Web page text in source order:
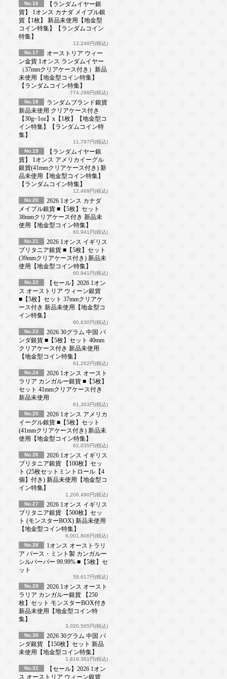
No.16
【ランダムイヤー銀
貨】 1オンス カナダ メイプル銀
貨【1枚】 新品未使用【地金型
コイン特集】【ランダムコイン
特集】
12,248円(税込)
No.17
オーストリア ウィー
ン金貨 1オンス ランダムイヤー
（37mmクリアケース付き）新品
未使用【地金型コイン特集】
【ランダムコイン特集】
774,298円(税込)
No.18
ランダムブランド銀貨
新品未使用 クリアケース付き
【30g~1oz】x【1枚】【地金型コ
イン特集】【ランダムコイン特
集】
11,797円(税込)
No.19
【ランダムイヤー銀
貨】 1オンス アメリカイーグル
銀貨(41mmクリアケース付き) 新
品未使用【地金型コイン特集】
【ランダムコイン特集】
12,469円(税込)
No.20
2026 1オンス カナダ
メイプル銀貨 ■【5枚】セット
38mmクリアケース付き 新品未
使用【地金型コイン特集】
60,941円(税込)
No.21
2026 1オンス イギリス
ブリタニア銀貨 ■【5枚】セット
(39mmクリアケース付き) 新品未
使用【地金型コイン特集】
60,941円(税込)
No.22
【セール】2026 1オン
ス オーストリア ウィーン銀貨
■【5枚】セット 37mmクリアケ
ース付き 新品未使用【地金型コ
イン特集】
60,630円(税込)
No.23
2026 30グラム 中国 パ
ンダ銀貨 ■【5枚】セット 40mm
クリアケース付き 新品未使用
【地金型コイン特集】
61,262円(税込)
No.24
2026 1オンス オースト
ラリア カンガルー銀貨 ■【5枚】
セット 41mmクリアケース付き
新品未使用
61,303円(税込)
No.25
2026 1オンス アメリカ
イーグル銀貨 ■【5枚】セット
(41mmクリアケース付き) 新品未
使用【地金型コイン特集】
62,035円(税込)
No.26
2026 1オンス イギリス
ブリタニア銀貨 【100枚】セッ
ト (25枚セットミントロール【4
個】付き) 新品未使用【地金型コ
イン特集】
1,206,490円(税込)
No.27
2026 1オンス イギリス
ブリタニア銀貨 【500枚】セッ
ト (モンスターBOX) 新品未使用
【地金型コイン特集】
6,001,806円(税込)
No.28
1オンス オーストラリ
ア パース・ミント製 カンガルー
シルバーバー 99.99% ■【5枚】セ
ット
59,617円(税込)
No.29
2026 1オンス オースト
ラリア カンガルー銀貨 【250
枚】セット モンスターBOX付き
新品未使用【地金型コイン特
集】
3,020,565円(税込)
No.30
2026 30グラム 中国 パ
ンダ銀貨 【150枚】セット 新品
未使用【地金型コイン特集】
1,819,361円(税込)
No.31
【セール】2026 1オン
ス オーストリア ウィーン銀貨